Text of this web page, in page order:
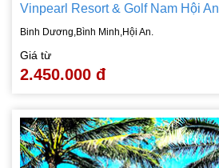
Vinpearl Resort & Golf Nam Hội An
Binh Dương,Bình Minh,Hội An.
Giá từ
2.450.000 đ